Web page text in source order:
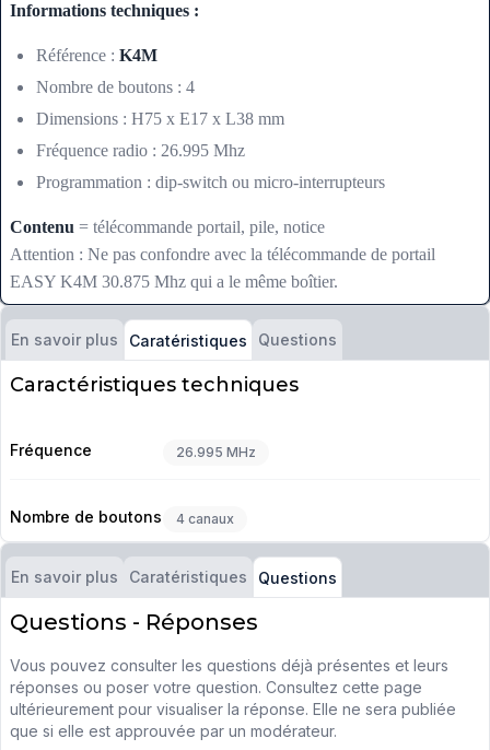
Informations techniques :
Référence : K4M
Nombre de boutons : 4
Dimensions : H75 x E17 x L38 mm
Fréquence radio : 26.995 Mhz
Programmation : dip-switch ou micro-interrupteurs
Contenu = télécommande portail, pile, notice
Attention : Ne pas confondre avec la télécommande de portail
EASY K4M 30.875 Mhz qui a le même boîtier.
En savoir plus Caratéristiques Questions
Caractéristiques techniques
Fréquence 26.995 MHz
Nombre de boutons 4 canaux
En savoir plus Caratéristiques Questions
Questions - Réponses
Vous pouvez consulter les questions déjà présentes et leurs
réponses ou poser votre question. Consultez cette page
ultérieurement pour visualiser la réponse. Elle ne sera publiée
que si elle est approuvée par un modérateur.